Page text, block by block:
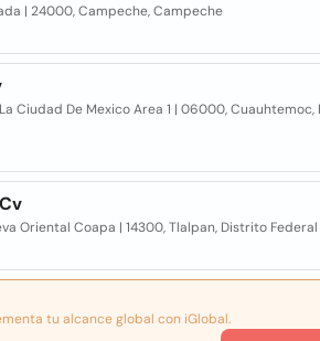
| 24000, Campeche, Campeche
Ciudad De Mexico Area 1 | 06000,
Oriental Coapa | 14300, Tlalpan, Distrito Federal
tu alcance global con iGlobal.